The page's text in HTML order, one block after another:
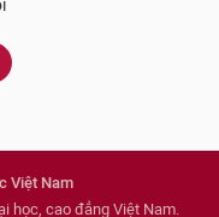
Việt Nam
học, cao đẳng Việt Nam.